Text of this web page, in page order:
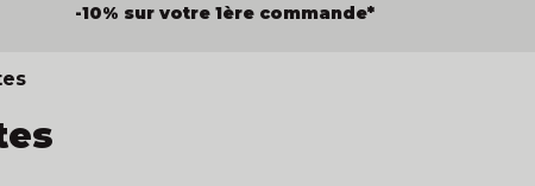
-10% sur votre 1ère commande*